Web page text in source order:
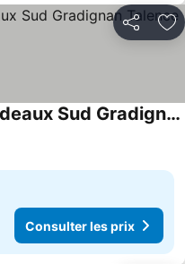
Partager
Campanile NATURE - Bordeaux Sud Gradignan Talence
Consulter les prix